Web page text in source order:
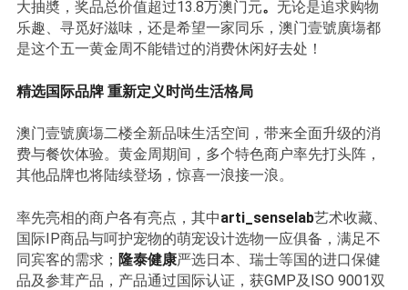
大抽奬，奖品总价值超过13.8万澳门元。 无论是追求购物
乐趣、寻觅好滋味，还是希望一家同乐，澳门壹號廣塲都
是这个五一黄金周不能错过的消费休闲好去处！
精选国际品牌 重新定义时尚生活格局
澳门壹號廣塲二楼全新品味生活空间，带来全面升级的消
费与餐饮体验。黄金周期间，多个特色商户率先打头阵，
其他品牌也将陆续登场，惊喜一浪接一浪。
率先亮相的商户各有亮点，其中arti_senselab艺术收藏、
国际IP商品与呵护宠物的萌宠设计选物一应俱备，满足不
同宾客的需求； 隆泰健康严选日本、瑞士等国的进口保健
品及参茸产品，产品通过国际认证，获GMP及ISO 9001双